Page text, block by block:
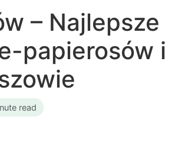
– Najlepsze
papierosów i
read